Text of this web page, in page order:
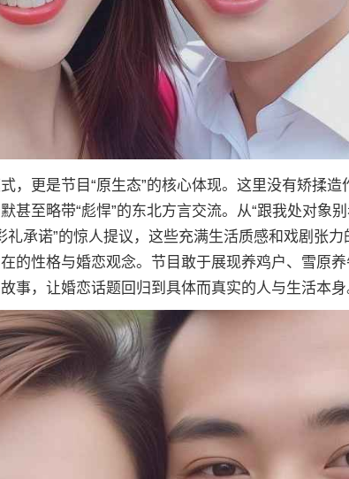
，更是节目“原生态”的核心体现。这里没有矫揉造
甚至略带“彪悍”的东北方言交流。从“跟我处对象别
礼承诺”的惊人提议，这些充满生活质感和戏剧张
的性格与婚恋观念。节目敢于展现养鸡户、雪原
事，让婚恋话题回归到具体而真实的人与生活本身